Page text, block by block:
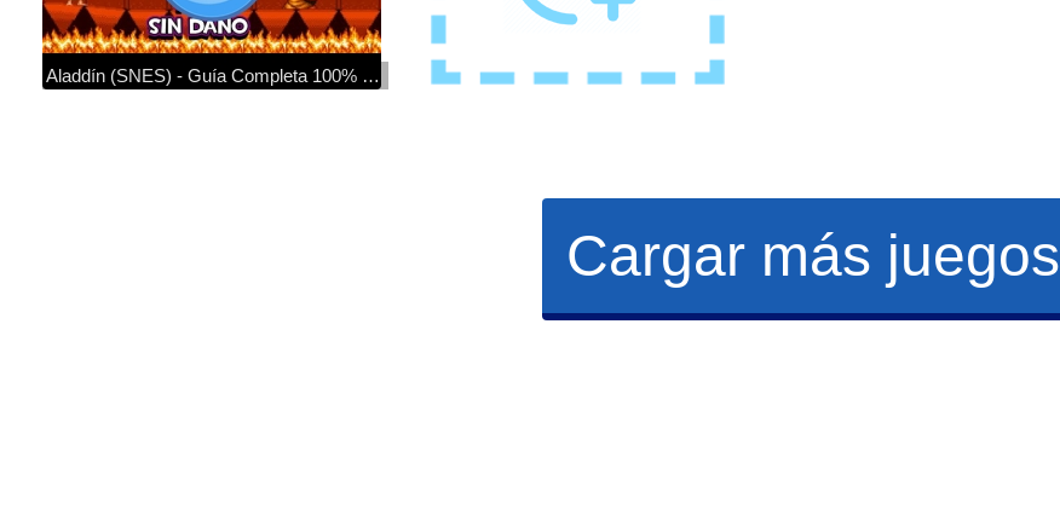
Aladdín (SNES) - Guía Completa 100% (Sin Daño)
Cargar más juegos